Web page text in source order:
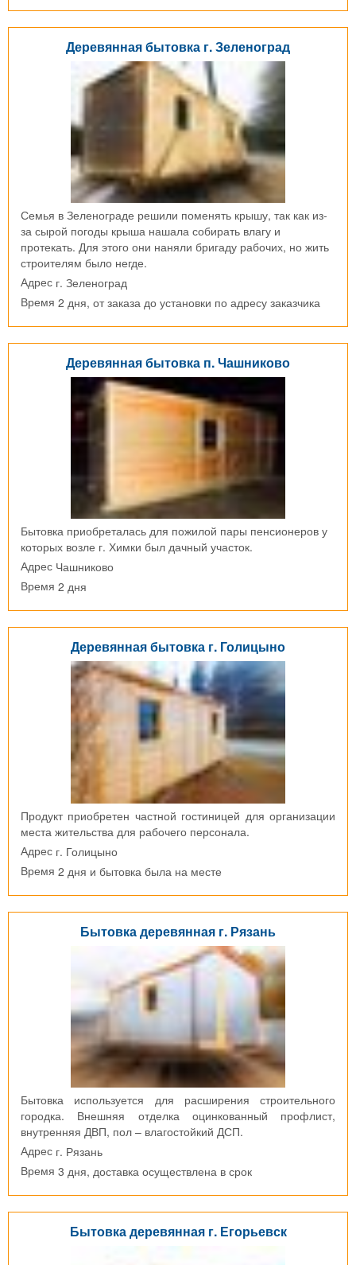
Деревянная бытовка г. Зеленоград
Семья в Зеленограде решили поменять крышу, так как из-
за сырой погоды крыша нашала собирать влагу и
протекать. Для этого они наняли бригаду рабочих, но жить
строителям было негде.
Адрес г. Зеленоград
Время 2 дня, от заказа до установки по адресу заказчика
Деревянная бытовка п. Чашниково
Бытовка приобреталась для пожилой пары пенсионеров у
которых возле г. Химки был дачный участок.
Адрес Чашниково
Время 2 дня
Деревянная бытовка г. Голицыно
Продукт приобретен частной гостиницей для организации
места жительства для рабочего персонала.
Адрес г. Голицыно
Время 2 дня и бытовка была на месте
Бытовка деревянная г. Рязань
Бытовка используется для расширения строительного
городка. Внешняя отделка оцинкованный профлист,
внутренняя ДВП, пол – влагостойкий ДСП.
Адрес г. Рязань
Время 3 дня, доставка осуществлена в срок
Бытовка деревянная г. Егорьевск